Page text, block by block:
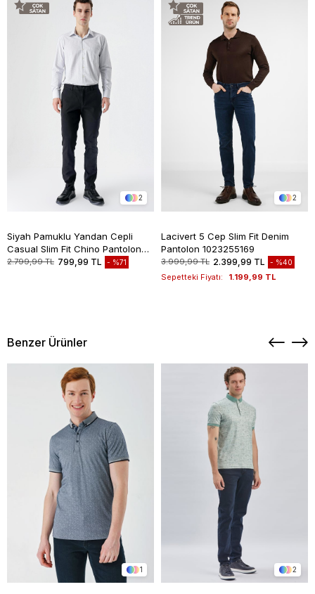
2
Siyah Pamuklu Yandan Cepli
Casual Slim Fit Chino Pantolon
1003235117
2.799,99 TL 799,99 TL %71
2
Lacivert 5 Cep Slim Fit Denim
Pantolon 1023255169
3.999,99 TL 2.399,99 TL %40
Sepetteki Fiyatı: 1.199,99 TL
Benzer Ürünler
1 2